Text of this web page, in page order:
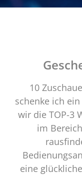
10
schenke ich
wir die TOP-3
im
eine